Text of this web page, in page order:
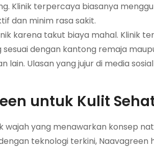
Klinik terpercaya biasanya
dan minim rasa sakit.
karena takut biaya mahal. Klinik
dengan kantong remaja
lain. Ulasan yang jujur di media
untuk Kulit
yang menawarkan konsep
teknologi terkini, Naavagreen